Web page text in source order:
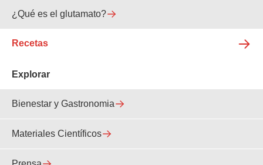
¿Qué es el glutamato?
Recetas
Explorar
Bienestar y Gastronomia
Materiales Científicos